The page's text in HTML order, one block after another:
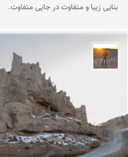
بنایی زیبا و متفاوت در جایی متفاوت.